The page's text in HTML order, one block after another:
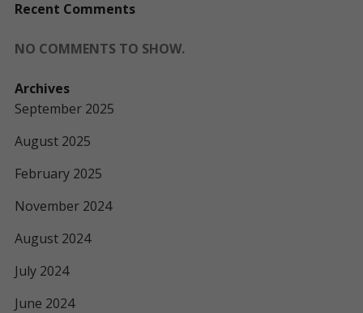
Recent Comments
NO COMMENTS TO SHOW.
Archives
September 2025
August 2025
February 2025
November 2024
August 2024
July 2024
June 2024